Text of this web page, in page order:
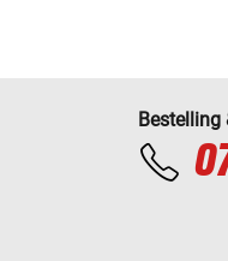
Bestelling